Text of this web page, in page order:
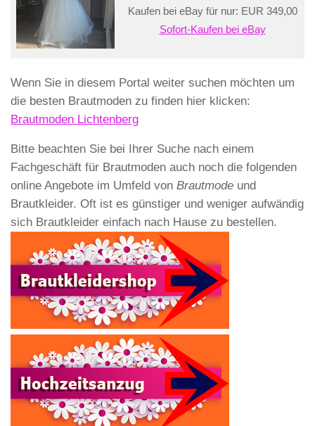
Kaufen bei eBay für nur: EUR 349,00
Sofort-Kaufen bei eBay
Wenn Sie in diesem Portal weiter suchen möchten um
die besten Brautmoden zu finden hier klicken:
Brautmoden Lichtenberg
Bitte beachten Sie bei Ihrer Suche nach einem
Fachgeschäft für Brautmoden auch noch die folgenden
online Angebote im Umfeld von Brautmode und
Brautkleider. Oft ist es günstiger und weniger aufwändig
sich Brautkleider einfach nach Hause zu bestellen.